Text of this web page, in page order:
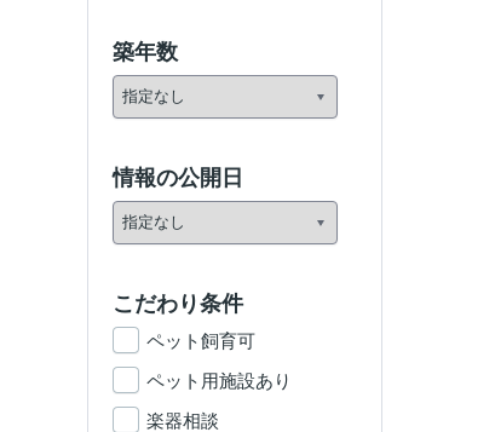
築年数
情報の公開日
こだわり条件
ペット飼育可
ペット用施設あり
楽器相談